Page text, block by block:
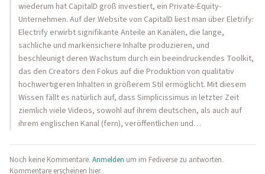
wiederum hat CapitalD groß investiert, ein Private-Equity-
Unternehmen. Auf der Website von CapitalD liest man über Eletrify:
Electrify erwirbt signifikante Anteile an Kanälen, die lange,
sachliche und markensichere Inhalte produzieren, und
beschleunigt deren Wachstum durch ein beeindruckendes Toolkit,
das den Creators den Fokus auf die Produktion von qualitativ
hochwertigeren Inhalten in größerem Stil ermöglicht. Mit diesem
Wissen fällt es natürlich auf, dass Simplicissimus in letzter Zeit
ziemlich viele Videos, sowohl auf ihrem deutschen, als auch auf
ihrem englischen Kanal (fern), veröffentlichen und…
Noch keine Kommentare. Anmelden um im Fediverse zu antworten.
Kommentare erscheinen hier.